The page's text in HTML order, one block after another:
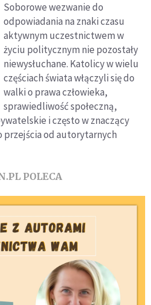
Soborowe wezwanie do
odpowiadania na znaki czasu
aktywnym uczestnictwem w
życiu politycznym nie pozostały
niewysłuchane. Katolicy w wielu
częściach świata włączyli się do
walki o prawa człowieka,
sprawiedliwość społeczną,
i często w znaczący
przejścia od autorytarnych
POLECA